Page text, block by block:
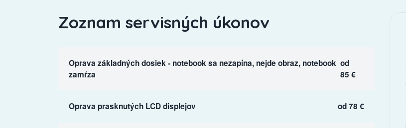
Zoznam servisných úkonov
Oprava základných dosiek - notebook sa nezapína, nejde obraz, notebook
zamŕza
od
85 €
Oprava prasknutých LCD displejov od 78 €